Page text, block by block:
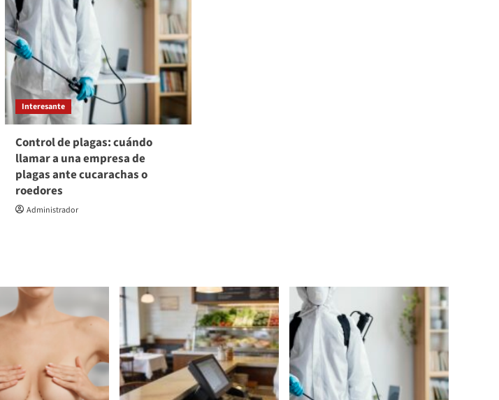
Interesante
Control de plagas: cuándo
llamar a una empresa de
plagas ante cucarachas o
roedores
Administrador